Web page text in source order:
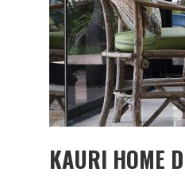
KAURI HOME